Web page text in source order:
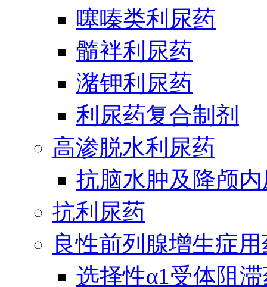
噻嗪类利尿药
髓袢利尿药
潴钾利尿药
利尿药复合制剂
高渗脱水利尿药
抗脑水肿及降颅
抗利尿药
良性前列腺增生症
选择性α1受体阻